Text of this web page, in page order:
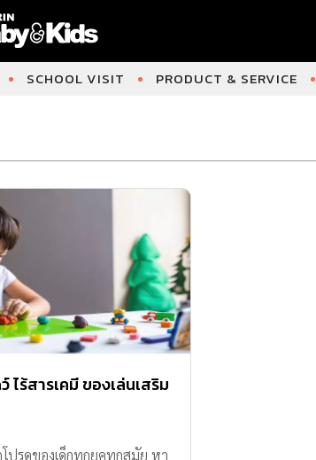
SCHOOL VISIT PRODUCT & SERVICE
ไร้สารเคมี ของเล่นเสริม
ปรดของเด็กทุกยุคทุกสมัย หา